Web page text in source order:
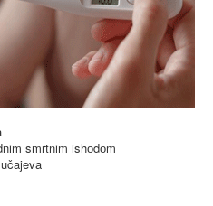
smrtnim ishоdоm